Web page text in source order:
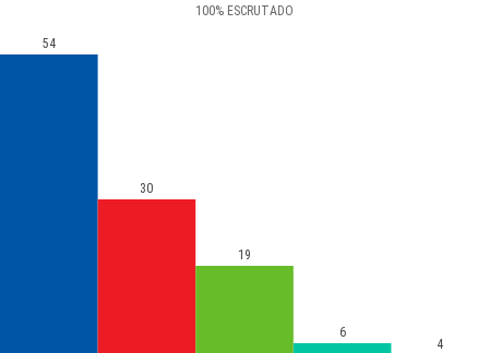
100% ESCRUTADO
54
30
19
6
4